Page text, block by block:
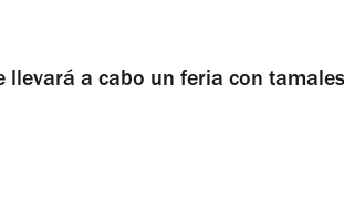
llevará a cabo un feria con